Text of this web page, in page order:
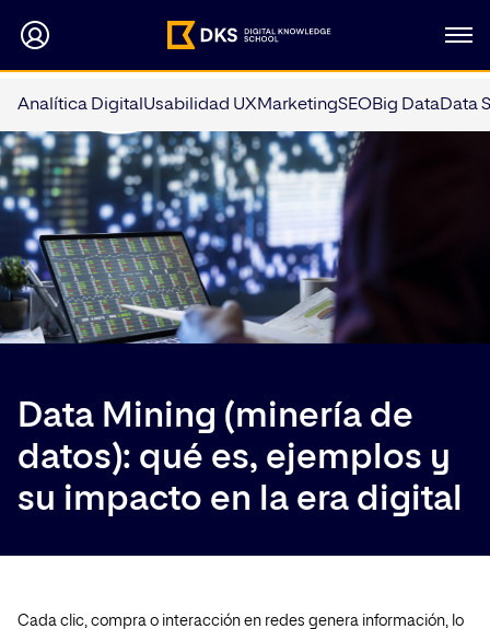
Analítica Digital Usabilidad UXMarketingSEOBig DataData
Data Mining (minería de
datos): qué es, ejemplos y
su impacto en la era digital
Cada clic, compra o interacción en redes genera información, lo